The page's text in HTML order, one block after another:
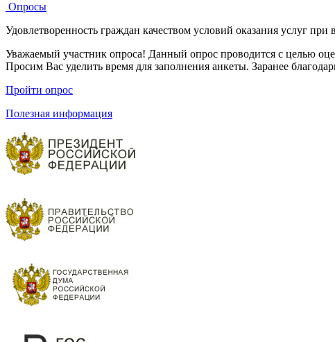
Опросы
Удовлетворенность граждан качеством условий оказания услуг
Уважаемый участник опроса! Данный опрос проводится с целью
Просим Вас уделить время для заполнения анкеты. Заранее
Пройти опрос
Полезная информация